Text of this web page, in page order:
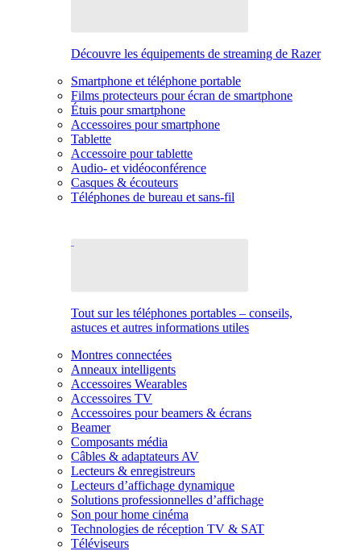
Découvre les équipements de streaming de Razer
Smartphone et téléphone portable
Films protecteurs pour écran de smartphone
Étuis pour smartphone
Accessoires pour smartphone
Tablette
Accessoire pour tablette
Audio- et vidéoconférence
Casques & écouteurs
Téléphones de bureau et sans-fil
Tout sur les téléphones portables – conseils,
astuces et autres informations utiles
Montres connectées
Anneaux intelligents
Accessoires Wearables
Accessoires TV
Accessoires pour beamers & écrans
Beamer
Composants média
Câbles & adaptateurs AV
Lecteurs & enregistreurs
Lecteurs d’affichage dynamique
Solutions professionnelles d’affichage
Son pour home cinéma
Technologies de réception TV & SAT
Téléviseurs